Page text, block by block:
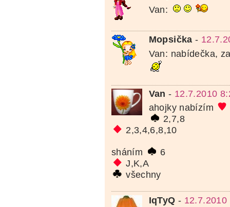
Van:
Mopsička -
Van: nabídečka,
Van - 12.7.2010
ahojky nabízím
2,7,8
2,3,4,6,8,10
sháním
6
J,K,A
všechny
IqTyQ - 12.7.2010